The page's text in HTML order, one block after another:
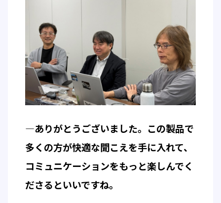
―ありがとうございました。この製品で
多くの方が快適な聞こえを手に入れて、
コミュニケーションをもっと楽しんでく
ださるといいですね。